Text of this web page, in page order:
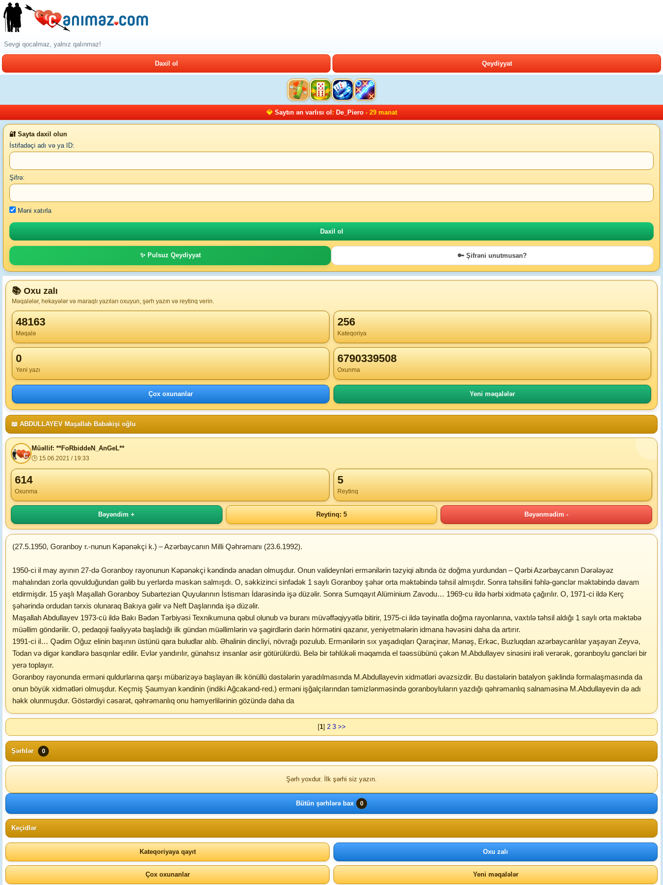
Sevgi qocalmaz, yalnız qalınmaz!
Daxil ol Qeydiyyat
💎 Saytın ən varlısı ol : De_Piero- 29 manat
🔐 Sayta daxil olun
İstifadəçi adı və ya ID:
Şifrə:
Məni xatırla
✨ Pulsuz Qeydiyyat 🔑 Şifrəni unutmusan?
📚 Oxu zalı
Məqalələr, hekayələr və maraqlı yazıları oxuyun, şərh yazın və reytinq verin.
48163
Məqalə
256
Kateqoriya
0
Yeni yazı
6790339508
Oxunma
Çox oxunanlar Yeni məqalələr
📖 ABDULLAYEV Maşallah Babakişi oğlu
Müəllif: **FoRbiddeN_AnGeL**
🕒 15.06.2021 / 19:33
614
Oxunma
5
Reytinq
Bəyəndim + Reytinq: 5 Bəyənmədim -
(27.5.1950, Goranboy r.-nunun Kəpənəkçi k.) – Azərbaycanın Milli Qəhrəmanı (23.6.1992).
1950-ci il may ayının 27-də Goranboy rayonunun Kəpənəkçi kəndində anadan olmuşdur. Onun valideynləri ermənilərin təzyiqi altında öz doğma yurdundan – Qərbi Azərbaycanın Dərələyəz
mahalından zorla qovulduğundan gəlib bu yerlərdə məskən salmışdı. O, səkkizinci sinfədək 1 saylı Goranboy şəhər orta məktəbində təhsil almışdır. Sonra təhsilini fəhlə-gənclər məktəbində davam
etdirmişdir. 15 yaşlı Maşallah Goranboy Subartezian Quyularının İstismarı İdarəsində işə düzəlir. Sonra Sumqayıt Alüminium Zavodu… 1969-cu ildə hərbi xidmətə çağırılır. O, 1971-ci ildə Kerç
şəhərində ordudan tərxis olunaraq Bakıya gəlir və Neft Daşlarında işə düzəlir.
Maşallah Abdullayev 1973-cü ildə Bakı Bədən Tərbiyəsi Texnikumuna qəbul olunub və buranı müvəffəqiyyətlə bitirir, 1975-ci ildə təyinatla doğma rayonlarına, vaxtılə təhsil aldığı 1 saylı orta məktəbə
müəllim göndərilir. O, pedaqoji fəaliyyətə başladığı ilk gündən müəllimlərin və şagirdlərin dərin hörmətini qazanır, yeniyetmələrin idmana həvəsini daha da artırır.
1991-ci il… Qədim Oğuz elinin başının üstünü qara buludlar alıb. Əhalinin dincliyi, növrağı pozulub. Ermənilərin sıx yaşadıqları Qaraçinar, Mənəş, Erkəc, Buzluqdan azərbaycanlılar yaşayan Zeyvə,
Todan və digər kəndlərə basqınlar edilir. Evlər yandırılır, günahsız insanlar əsir götürülürdü. Belə bir təhlükəli məqamda el təəssübünü çəkən M.Abdullayev sinəsini irəli verərək, goranboylu gəncləri bir
yerə toplayır.
Goranboy rayonunda erməni quldurlarına qarşı mübarizəyə başlayan ilk könüllü dəstələrin yaradılmasında M.Abdullayevin xidmətləri əvəzsizdir. Bu dəstələrin batalyon şəklində formalaşmasında da
onun böyük xidmətləri olmuşdur. Keçmiş Şaumyan kəndinin (indiki Ağcakənd-red.) erməni işğalçılarından təmizlənməsində goranboyluların yazdığı qəhrəmanlıq salnaməsinə M.Abdullayevin də adı
həkk olunmuşdur. Göstərdiyi cəsarət, qəhrəmanlıq onu həmyerlilərinin gözündə daha da
[1] 2 3 >>
Şərhlər 0
Şərh yoxdur. İlk şərhi siz yazın.
Bütün şərhlərə bax 0
Keçidlər
Kateqoriyaya qayıt Oxu zalı
Çox oxunanlar Yeni məqalələr